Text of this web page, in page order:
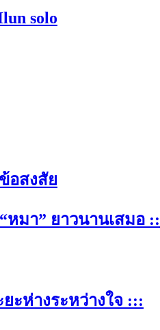
solo
อสงสัย
หมา” ยาวนานเสมอ ::
ะห่างระหว่างใจ :::